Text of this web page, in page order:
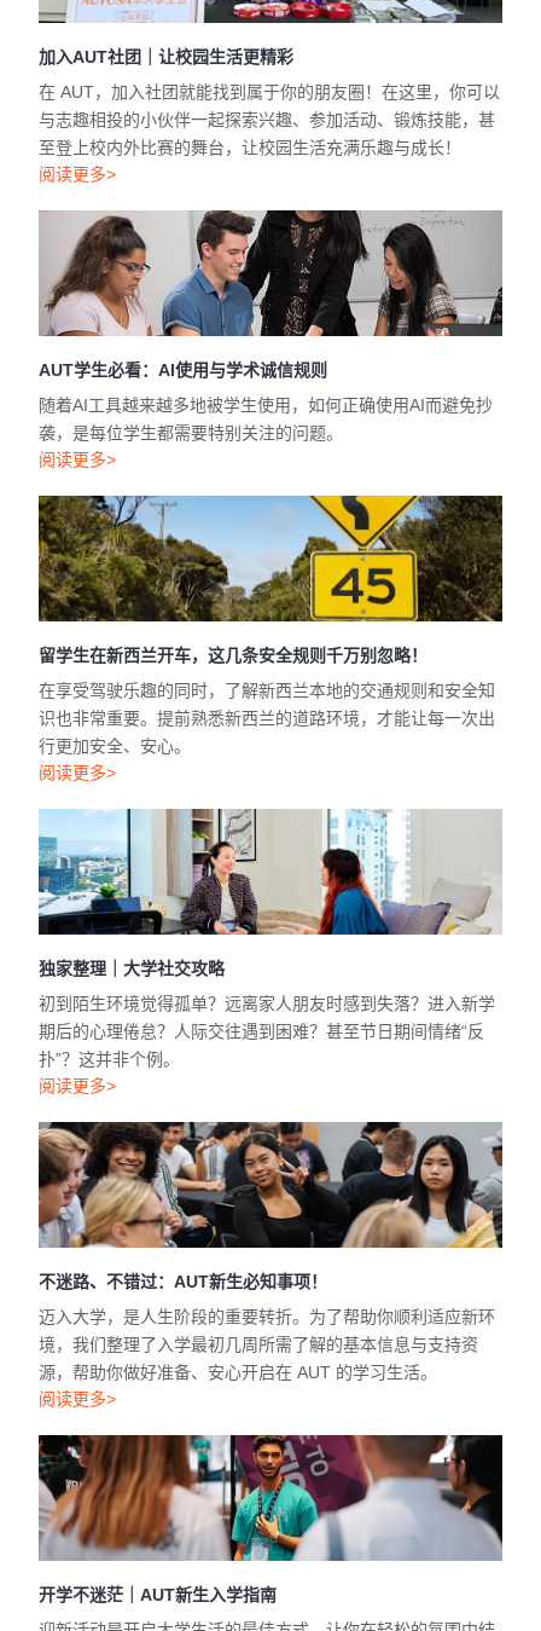
加入AUT社团｜让校园生活更精彩
在 AUT，加入社团就能找到属于你的朋友圈！在这里，你可以
与志趣相投的小伙伴一起探索兴趣、参加活动、锻炼技能，甚
至登上校内外比赛的舞台，让校园生活充满乐趣与成长！
阅读更多>
AUT学生必看：AI使用与学术诚信规则
随着AI工具越来越多地被学生使用，如何正确使用AI而避免抄
袭，是每位学生都需要特别关注的问题。
阅读更多>
留学生在新西兰开车，这几条安全规则千万别忽略！
在享受驾驶乐趣的同时，了解新西兰本地的交通规则和安全知
识也非常重要。提前熟悉新西兰的道路环境，才能让每一次出
行更加安全、安心。
阅读更多>
独家整理｜大学社交攻略
初到陌生环境觉得孤单？远离家人朋友时感到失落？进入新学
期后的心理倦怠？人际交往遇到困难？甚至节日期间情绪“反
扑”？这并非个例。
阅读更多>
不迷路、不错过：AUT新生必知事项！
迈入大学，是人生阶段的重要转折。为了帮助你顺利适应新环
境，我们整理了入学最初几周所需了解的基本信息与支持资
源，帮助你做好准备、安心开启在 AUT 的学习生活。
阅读更多>
开学不迷茫｜AUT新生入学指南